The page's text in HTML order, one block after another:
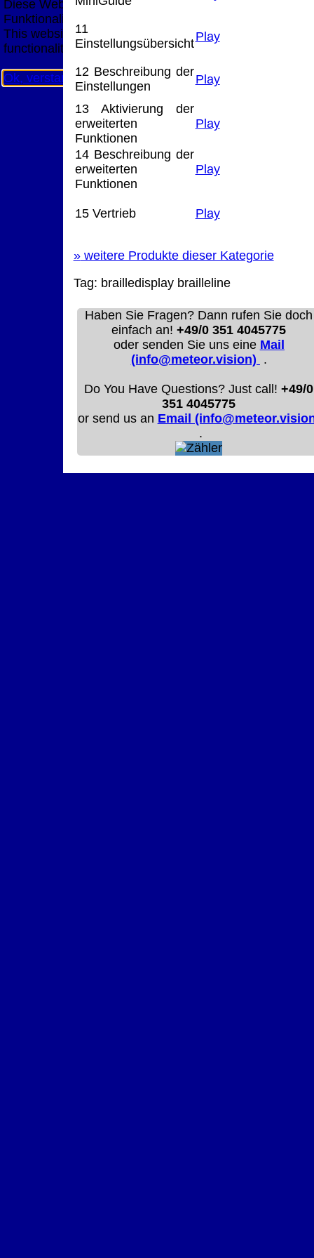
11
EinstellungsübersichtPlay
12 Beschreibung der
Einstellungen
Play
13 Aktivierung der
erweiterten
Funktionen
Play
14 Beschreibung der
erweiterten
Funktionen
Play
15 Vertrieb Play
»weitere Produkte dieser Kategorie
Tag: brailledisplaybrailleline
Haben Sie Fragen? Dann rufen Sie doch
einfach an!+49/0 351 4045775
oder senden Sie uns eine Mail
(info@meteor.vision) .
Do You Have Questions? Just call!+49/0
351 4045775
or send us an Email
.
Diese Website nutzt Cookies, um bestmögliche
Funktionalität bieten zu können.
This website uses cookies to provide the best possible
functionality.
Ok, verstanden Mehr Infos